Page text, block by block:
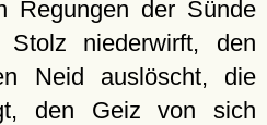
Regungen der Sünde
Stolz niederwirft, den
Neid auslöscht, die
den Geiz von sich